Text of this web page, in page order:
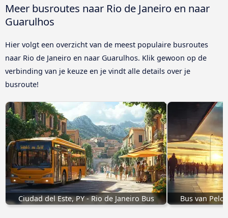
Meer busroutes naar Rio de Janeiro en naar
Guarulhos
Hier volgt een overzicht van de meest populaire busroutes
naar Rio de Janeiro en naar Guarulhos. Klik gewoon op de
verbinding van je keuze en je vindt alle details over je
busroute!
Ciudad del Este, PY - Rio de Janeiro Bus Bus van